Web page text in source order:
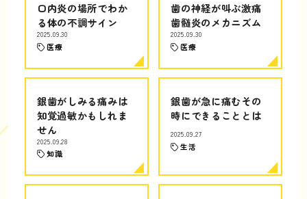
口内炎の場所でわか
る体の不調サイン
2025.09.30
医療
歯の神経が叫ぶ激痛
歯髄炎のメカニズム
2025.09.30
医療
銀歯がしみる痛みは
知覚過敏かもしれま
せん
2025.09.28
知識
銀歯が急に痛むその
時にできることとは
2025.09.27
生活